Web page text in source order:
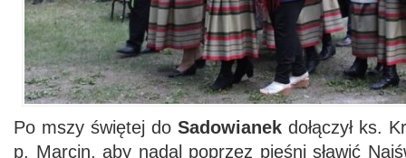
Po mszy świętej do Sadowianek dołączył ks.
p. Marcin, aby nadal poprzez pieśni sławić